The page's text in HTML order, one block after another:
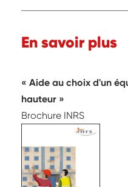
En savoir plus
Aide au choix d'un
hauteur
Brochure INRS